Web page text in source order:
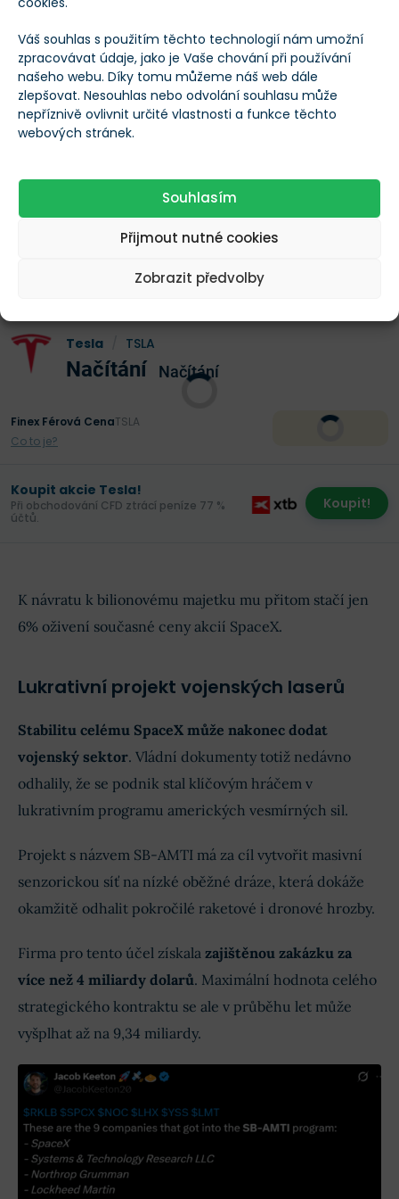
Váš souhlas s použitím těchto technologií nám umožní
zpracovávat údaje, jako je Vaše chování při používání
našeho webu. Díky tomu můžeme náš web dále
zlepšovat. Nesouhlas nebo odvolání souhlasu může
nepříznivě ovlivnit určité vlastnosti a funkce těchto
webových stránek.
Souhlasím
Přijmout nutné cookies
Zobrazit předvolby
ohromných 240 miliard dolarů za jediný den.
Situaci nijak nepřidalo ani současné oslabení další
Muskovy firmyTesla– ta za uplynulých pět dní
odepsala zhruba 6 %. Propad technologického sektoru
tak vrátil Muska do klubu miliardářů, kde i tak s
Vývoj ceny akcií Tesla za posledních 5 dní
Tesla TSLA
Načítání Načítání
Finex Férová CenaTSLA
Co to je?
Koupit akcie Tesla!
Při obchodování CFD ztrácí peníze 77 %
účtů.
Koupit!
K návratu k bilionovému majetku mu přitom stačí jen
6% oživení současné ceny akcií SpaceX.
Lukrativní projekt vojenských laserů
Stabilitu celému SpaceX může nakonec dodat
vojenský sektor. Vládní dokumenty totiž nedávno
odhalily, že se podnik stal klíčovým hráčem v
lukrativním programu amerických vesmírných sil.
Projekt s názvem SB-AMTI má za cíl vytvořit masivní
senzorickou síť na nízké oběžné dráze, která dokáže
okamžitě odhalit pokročilé raketové i dronové hrozby.
Firma pro tento účel získala zajištěnou zakázku za
více než 4 miliardy dolarů. Maximální hodnota celého
strategického kontraktu se ale v průběhu let může
vyšplhat až na 9,34 miliardy.